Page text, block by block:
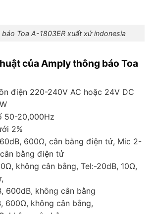
Toa A-1803ER xuất xứ indonesia
của Amply thông báo Toa
điện 220-240V AC hoặc 24V DC
50-20,000Hz
2%
600Ω, cân bằng điện tử, Mic 2-
bằng điện tử
không cân bằng, Tel:-20dB, 10Ω,
600dB, không cân bằng
600Ω, không cân bằng,